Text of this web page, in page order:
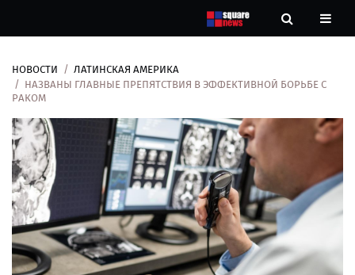
Новости
Рубрики
Контакты
О
нас
НОВОСТИ
ЛАТИНСКАЯ АМЕРИКА
НАЗВАНЫ ГЛАВНЫЕ ПРЕПЯТСТВИЯ В ЭФФЕКТИВНОЙ БОРЬБЕ С
РАКОМ